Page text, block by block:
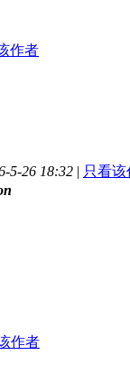
作者
5-26 18:32 | 只看该
作者